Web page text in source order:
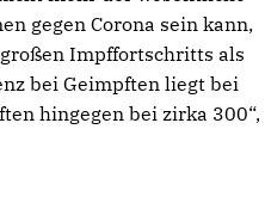
gegen Corona sein kann,
Impffortschritts als
bei Geimpften liegt bei
hingegen bei zirka 300“,